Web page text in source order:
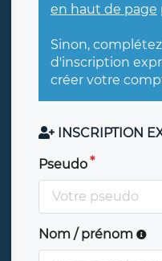
en haut de page
Sinon,
d'inscription
créer votre
INSCRIPTION
Pseudo
Nom / prénom